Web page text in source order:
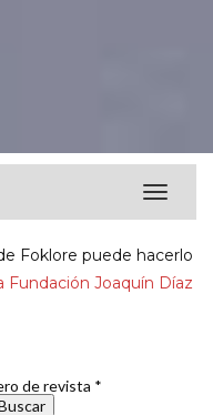
Toggle
Foklore puede hacerlo
Joaquín Díaz
de revista *